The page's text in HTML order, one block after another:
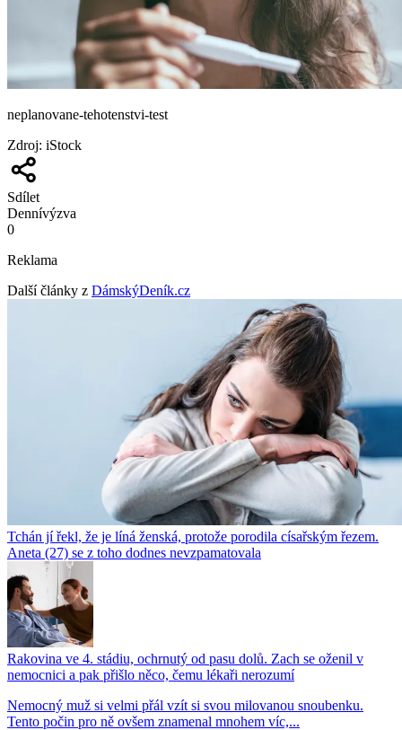
neplanovane-tehotenstvi-test
Zdroj: iStock
Sdílet
Dennívýzva
0
Reklama
Další články z DámskýDeník.cz
Tchán jí řekl, že je líná ženská, protože porodila císařským řezem.
Aneta (27) se z toho dodnes nevzpamatovala
Rakovina ve 4. stádiu, ochrnutý od pasu dolů. Zach se oženil v
nemocnici a pak přišlo něco, čemu lékaři nerozumí
Nemocný muž si velmi přál vzít si svou milovanou snoubenku.
Tento počin pro ně ovšem znamenal mnohem víc,...